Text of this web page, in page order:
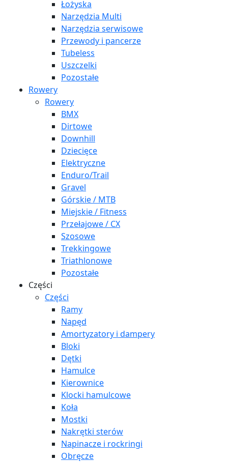
Łożyska
Narzędzia Multi
Narzędzia serwisowe
Przewody i pancerze
Tubeless
Uszczelki
Pozostałe
Rowery
Rowery
BMX
Dirtowe
Downhill
Dziecięce
Elektryczne
Enduro/Trail
Gravel
Górskie / MTB
Miejskie / Fitness
Przełajowe / CX
Szosowe
Trekkingowe
Triathlonowe
Pozostałe
Części
Części
Ramy
Napęd
Amortyzatory i dampery
Bloki
Dętki
Hamulce
Kierownice
Klocki hamulcowe
Koła
Mostki
Nakrętki sterów
Napinacze i rockringi
Obręcze